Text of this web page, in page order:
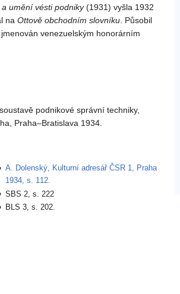
umění vésti podniky(1931) vyšla 1932
na Ottově obchodním slovníku . Působil
venezuelským honorárním
podnikové správní techniky,
Praha–Bratislava 1934.
A. Dolenský, Kulturní adresář ČSR 1, Praha
1934, s. 112.
SBS 2, s. 222
BLS 3, s. 202.